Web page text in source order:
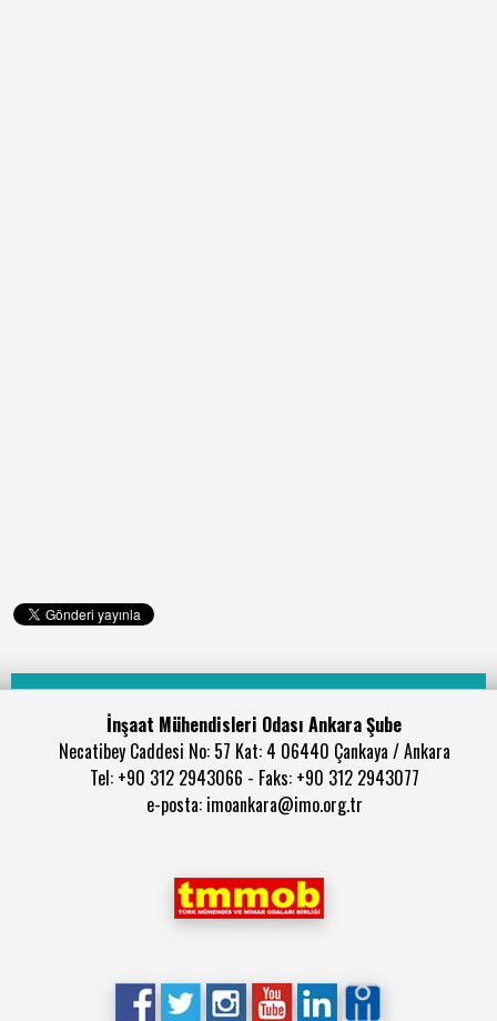
İnşaat Mühendisleri Odası Ankara Şube
Necatibey Caddesi No: 57 Kat: 4 06440 Çankaya / Ankara
Tel: +90 312 2943066 - Faks: +90 312 2943077
e-posta: imoankara@imo.org.tr